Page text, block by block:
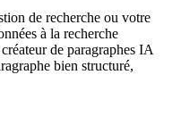
de recherche ou votre
à la recherche
de paragraphes IA
bien structuré,